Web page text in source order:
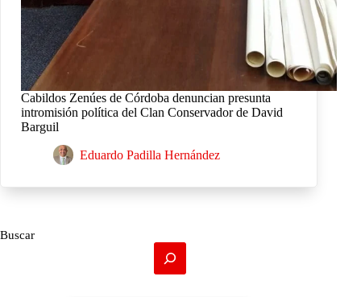
Cabildos Zenúes de Córdoba denuncian presunta
intromisión política del Clan Conservador de David
Barguil
Eduardo Padilla Hernández
Buscar